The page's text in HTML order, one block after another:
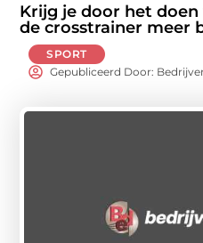
Krijg je door het
de crosstrainer meer
SPORT
Gepubliceerd Door: